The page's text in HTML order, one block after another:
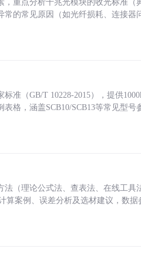
重点分析千兆光模块的收光标准（
的常见原因（如光纤损耗、连接器
准（GB/T 10228-2015），提供
格，涵盖SCB10/SCB13等常见型
（理论公式法、查表法、在线工具
算案例、误差分析及选材建议，数据